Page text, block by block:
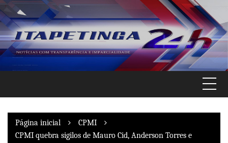
Pular
para
o
conteúdo
Página inicial
CPMI
CPMI quebra sigilos de Mauro Cid, Anderson Torres e